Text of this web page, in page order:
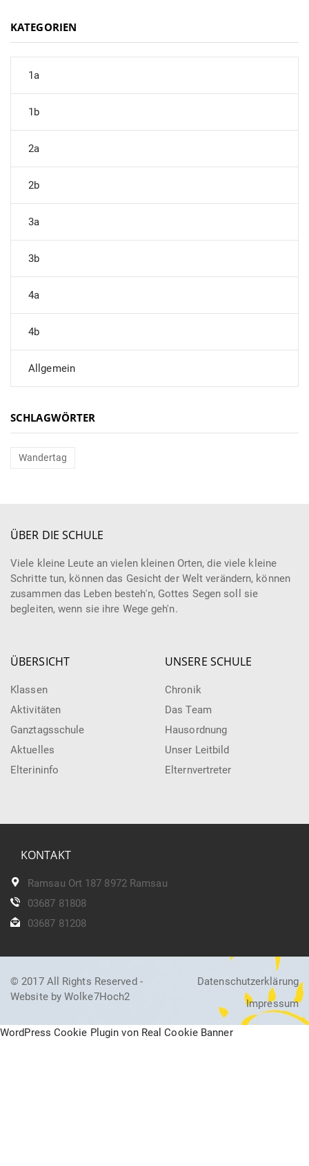
KATEGORIEN
1a
1b
2a
2b
3a
3b
4a
4b
Allgemein
SCHLAGWÖRTER
Wandertag
ÜBER DIE SCHULE
Viele kleine Leute an vielen kleinen Orten, die viele kleine
Schritte tun, können das Gesicht der Welt verändern, können
zusammen das Leben besteh'n, Gottes Segen soll sie
begleiten, wenn sie ihre Wege geh'n.
ÜBERSICHT
Klassen
Aktivitäten
Ganztagsschule
Aktuelles
Elterininfo
UNSERE SCHULE
Chronik
Das Team
Hausordnung
Unser Leitbild
Elternvertreter
KONTAKT
Ramsau Ort 187 8972 Ramsau
03687 81808
03687 81208
© 2017 All Rights Reserved -
Website by Wolke7Hoch2
Datenschutzerklärung
Impressum
WordPress Cookie Plugin von Real Cookie Banner